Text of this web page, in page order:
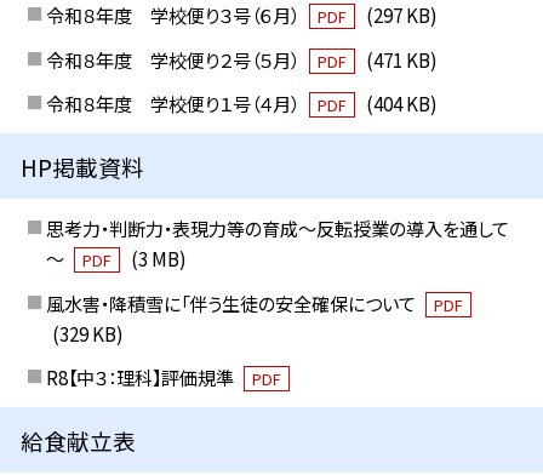
令和８年度 学校便り３号（６月） PDF
(297 KB)
令和８年度 学校便り２号（５月）
PDF
(471 KB)
令和８年度 学校便り１号（４月）
PDF (404 KB)
HP掲載資料
思考力・判断力・表現力等の育成～反転授業の導入を通して
～
PDF
(3 MB)
風水害・降積雪に「伴う生徒の安全確保について
PDF
(329 KB)
R8【中３：理科】評価規準
PDF
給食献立表